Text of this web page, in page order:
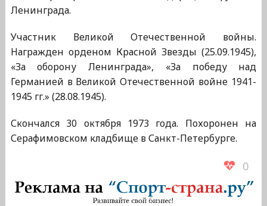
Ленинграда.
Участник Великой Отечественной войны.
Награжден орденом Красной Звезды (25.09.1945),
«За оборону Ленинграда», «За победу над
Германией в Великой Отечественной войне 1941-
1945 гг.» (28.08.1945).
Скончался 30 октября 1973 года. Похоронен на
Серафимовском кладбище в Санкт-Петербурге.
0